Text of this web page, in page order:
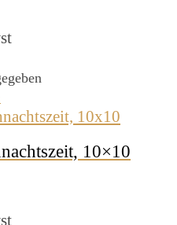
10×10